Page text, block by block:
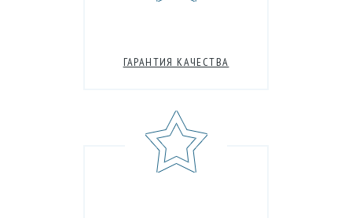
ГАРАНТИЯ КАЧЕСТВА